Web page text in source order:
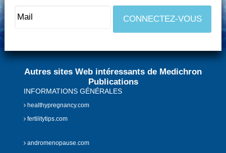
Autres sites Web intéressants de Medichron
Publications
INFORMATIONS GÉNÉRALES
healthypregnancy.com
fertilitytips.com
andromenopause.com